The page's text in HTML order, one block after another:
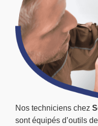
Nos techniciens chez
sont équipés d’outils